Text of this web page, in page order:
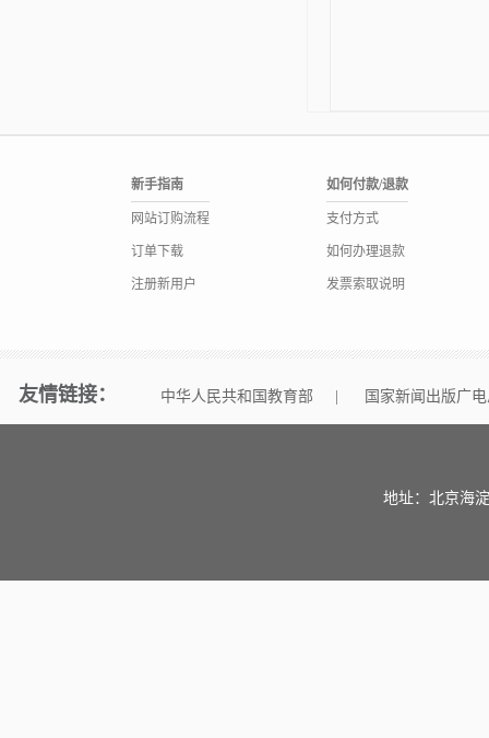
新手指南
网站订购流程
订单下载
注册新用户
如何付款/退款
支付方式
如何办理退款
发票索取说明
友情链接： 中华人民共和国教育部 国家新闻出版广
地址：北京海